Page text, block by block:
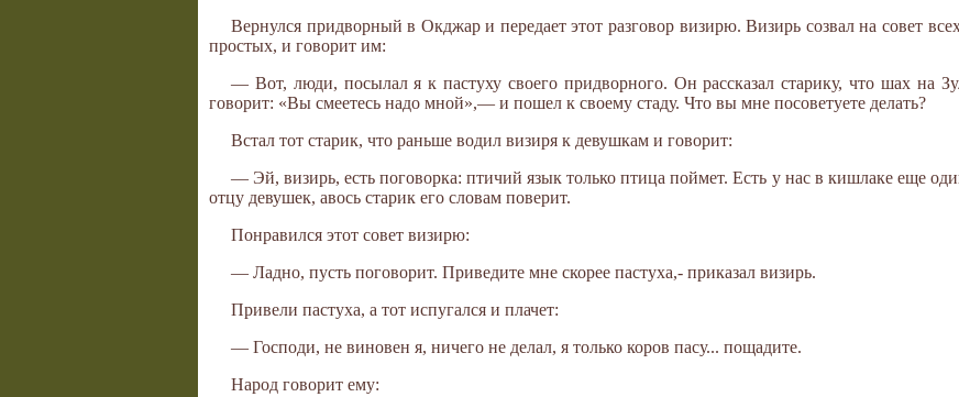
Вернулся придворный в Окджар и передает этот разговор визирю. Визирь созвал на совет
простых, и говорит им:
— Вот, люди, посылал я к пастуху своего придворного. Он рассказал старику, что шах на
говорит: «Вы смеетесь надо мной»,— и пошел к своему стаду. Что вы мне посоветуете делать?
Встал тот старик, что раньше водил визиря к девушкам и говорит:
— Эй, визирь, есть поговорка: птичий язык только птица поймет. Есть у нас в кишлаке еще
отцу девушек, авось старик его словам поверит.
Понравился этот совет визирю:
— Ладно, пусть поговорит. Приведите мне скорее пастуха,- приказал визирь.
Привели пастуха, а тот испугался и плачет:
— Господи, не виновен я, ничего не делал, я только коров пасу... пощадите.
Народ говорит ему: